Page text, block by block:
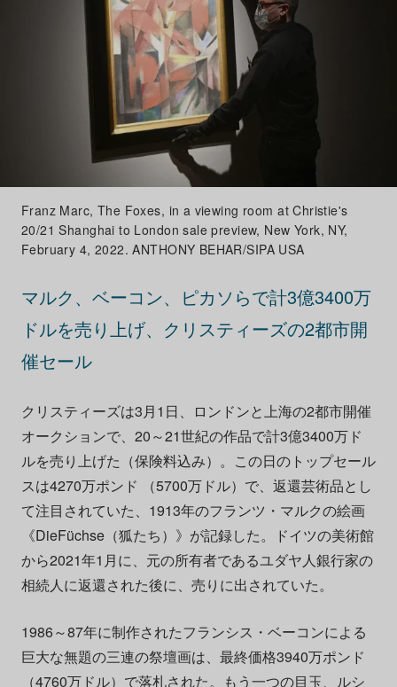
Franz Marc, The Foxes, in a viewing room at Christie's
20/21 Shanghai to London sale preview, New York, NY,
February 4, 2022. ANTHONY BEHAR/SIPA USA
マルク、ベーコン、ピカソらで計3億3400万
ドルを売り上げ、クリスティーズの2都市開
催セール
クリスティーズは3月1日、ロンドンと上海の2都市開催
オークションで、20～21世紀の作品で計3億3400万ド
ルを売り上げた（保険料込み）。この日のトップセール
スは4270万ポンド （5700万ドル）で、返還芸術品とし
て注目されていた、1913年のフランツ・マルクの絵画
《DieFüchse（狐たち）》が記録した。ドイツの美術館
から2021年1月に、元の所有者であるユダヤ人銀行家の
相続人に返還された後に、売りに出されていた。
1986～87年に制作されたフランシス・ベーコンによる
巨大な無題の三連の祭壇画は、最終価格3940万ポンド
（4760万ドル）で落札された。もう一つの目玉、ルシ